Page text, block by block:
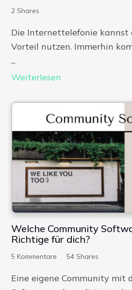
2 Shares
Die Internettelefonie kannst
Vorteil nutzen. Immerhin
...
Weiterlesen
Welche Community
Richtige für dich?
5 Kommentare 54 Shares
Eine eigene Community mit